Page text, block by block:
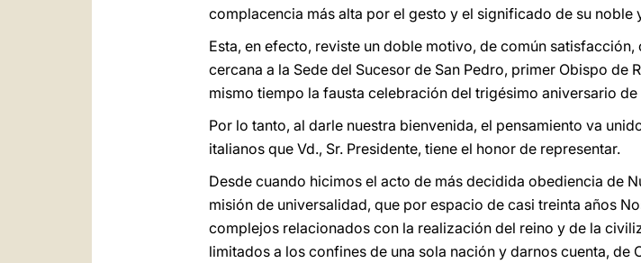
complacencia más alta por el gesto y el significado de su noble
Esta, en efecto, reviste un doble motivo, de común
cercana a la Sede del Sucesor de San Pedro, primer Obispo de
mismo tiempo la fausta celebración del trigésimo aniversario de
Por lo tanto, al darle nuestra bienvenida, el pensamiento va
italianos que Vd., Sr. Presidente, tiene el honor de representar.
Desde cuando hicimos el acto de más decidida obediencia de
misión de universalidad, que por espacio de casi treinta años
complejos relacionados con la realización del reino y de la
limitados a los confines de una sola nación y darnos cuenta, de